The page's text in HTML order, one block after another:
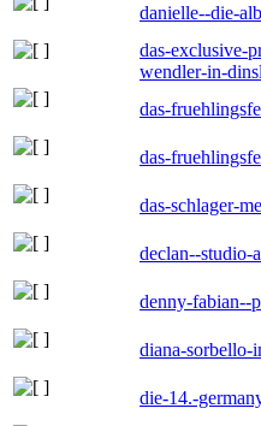
danielle--die-
das-exclusive-
wendler-in-
das-
das-
das-schlager-
declan--studio-
denny-fabian--
diana-sorbello-
die-14.-